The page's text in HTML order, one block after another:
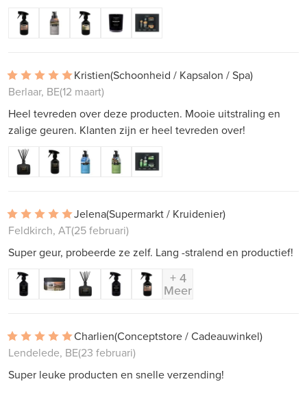
Kristien(Schoonheid / Kapsalon / Spa)
Berlaar, BE(12 maart)
Heel tevreden over deze producten. Mooie uitstraling en
zalige geuren. Klanten zijn er heel tevreden over!
Jelena(Supermarkt / Kruidenier)
Feldkirch, AT(25 februari)
Super geur, probeerde ze zelf. Lang -stralend en productief!
+ 4
Meer
Charlien(Conceptstore / Cadeauwinkel)
Lendelede, BE(23 februari)
Super leuke producten en snelle verzending!